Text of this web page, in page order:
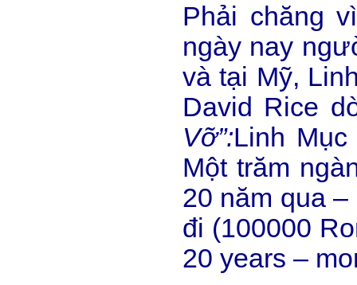
Phải chăng
ngày nay
và tại Mỹ,
David Rice
Vỡ”:Linh
Một trăm
20 năm qua
đi (100000
20 years –